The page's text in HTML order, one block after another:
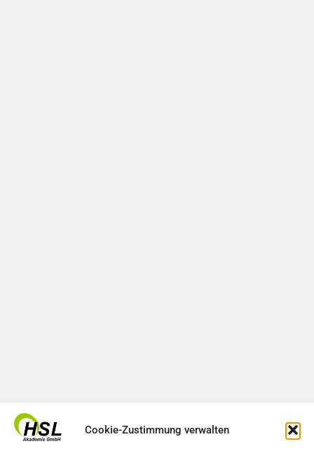
Cookie-Zustimmung verwalten